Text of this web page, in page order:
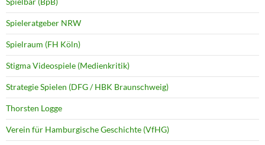
Spieleratgeber NRW
Spielraum (FH Köln)
Stigma Videospiele (Medienkritik)
Strategie Spielen (DFG / HBK Braunschweig)
Thorsten Logge
Verein für Hamburgische Geschichte (VfHG)